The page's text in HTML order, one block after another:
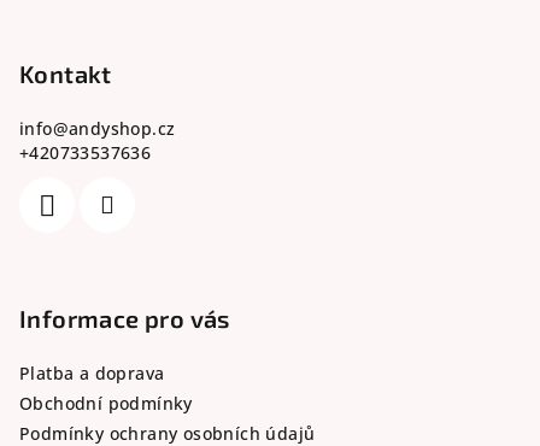
Kontakt
info@andyshop.cz
+420733537636
Informace pro vás
Platba a doprava
Obchodní podmínky
Podmínky ochrany osobních údajů